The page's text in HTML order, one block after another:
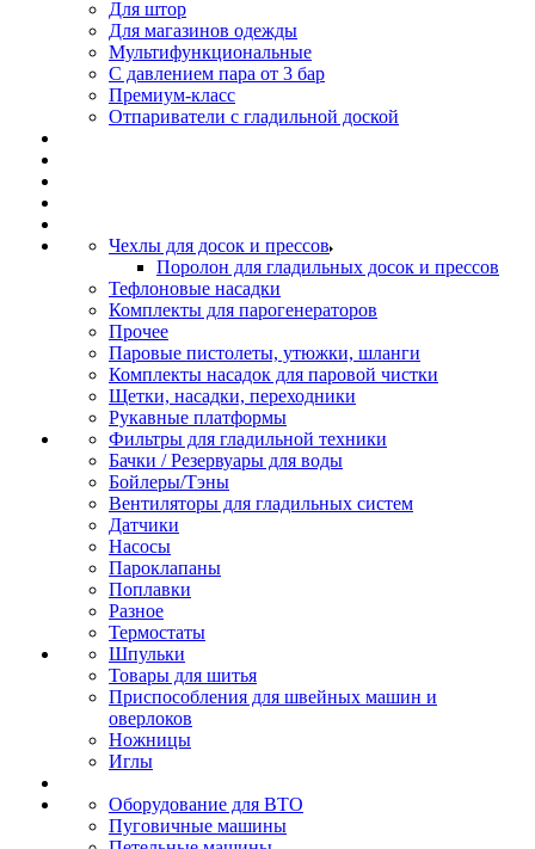
Для штор
Для магазинов одежды
Мультифункциональные
С давлением пара от 3 бар
Премиум-класс
Отпариватели с гладильной доской
Чехлы для досок и прессов
Поролон для гладильных досок и прессов
Тефлоновые насадки
Комплекты для парогенераторов
Прочее
Паровые пистолеты, утюжки, шланги
Комплекты насадок для паровой чистки
Щетки, насадки, переходники
Рукавные платформы
Фильтры для гладильной техники
Бачки / Резервуары для воды
Бойлеры/Тэны
Вентиляторы для гладильных систем
Датчики
Насосы
Пароклапаны
Поплавки
Разное
Термостаты
Шпульки
Товары для шитья
Приспособления для швейных машин и
оверлоков
Ножницы
Иглы
Оборудование для ВТО
Пуговичные машины